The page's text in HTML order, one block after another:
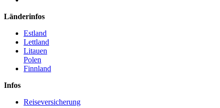
Länderinfos
Estland
Lettland
Litauen
Polen
Finnland
Infos
Reiseversicherung